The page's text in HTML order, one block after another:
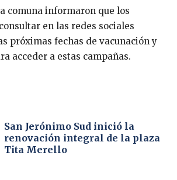
comuna informaron que los
en las redes sociales
próximas fechas de vacunación y
acceder a estas campañas.
San Jerónimo Sud inició la
renovación integral de la plaza
Tita Merello